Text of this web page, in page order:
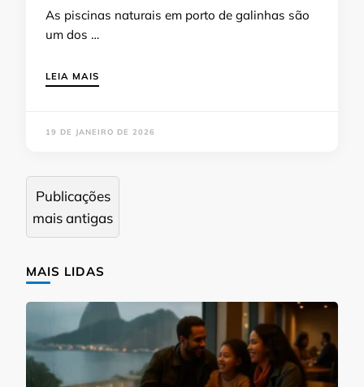
As piscinas naturais em porto de galinhas são
um dos …
LEIA MAIS
19 DE JANEIRO DE 2026
Navegação
por
posts
Publicações
mais antigas
MAIS LIDAS